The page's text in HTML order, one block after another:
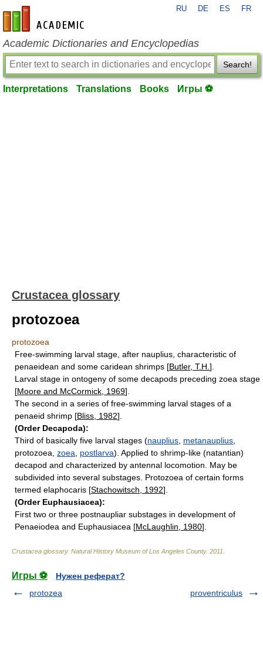
en-academic.com
RU DE ES FR
Academic Dictionaries and Encyclopedias
Search!
Interpretations Translations Books Игры ⚽
Crustacea glossary
protozoea
protozoea
Free-swimming larval stage, after nauplius, characteristic of
penaeidean and some caridean shrimps [Butler, T.H. ].
Larval stage in ontogeny of some decapods preceding zoea stage
[Moore and McCormick, 1969].
The second in a series of free-swimming larval stages of a
penaeid shrimp [Bliss, 1982].
(Order Decapoda):
Third of basically five larval stages (nauplius metanauplius
protozoea, zoea postlarva). Applied to shrimp-like (natantian)
decapod and characterized by antennal locomotion. May be
subdivided into several substages. Protozoea of certain forms
termed elaphocaris [Stachowitsch, 1992].
(Order Euphausiacea):
First two or three postnaupliar substages in development of
Penaeiodea and Euphausiacea [McLaughlin, 1980].
Crustacea glossary. Natural History Museum of Los Angeles County. 2011
Игры ⚽
Нужен реферат?
protozea
proventriculus